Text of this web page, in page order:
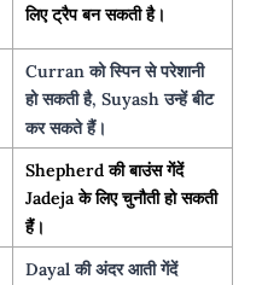
लिए ट्रैप बन सकती है।
Curran को स्पिन से परेशानी
हो सकती है, Suyash उन्हें बीट
कर सकते हैं।
Shepherd की बाउंस गेंदें
Jadeja के लिए चुनौती हो सकती
हैं।
Dayal की अंदर आती गेंदें